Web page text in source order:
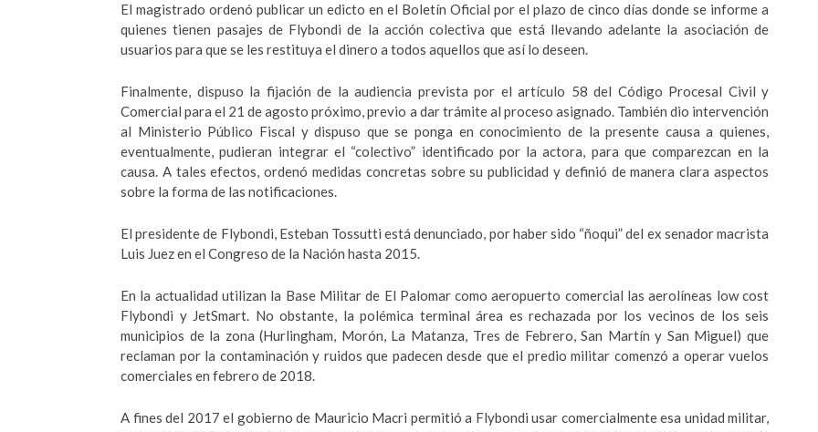
El magistrado ordenó publicar un edicto en el Boletín Oficial por el plazo de cinco días donde se informe a
quienes tienen pasajes de Flybondi de la acción colectiva que está llevando adelante la asociación de
usuarios para que se les restituya el dinero a todos aquellos que así lo deseen.
Finalmente, dispuso la fijación de la audiencia prevista por el artículo 58 del Código Procesal Civil y
Comercial para el 21 de agosto próximo, previo a dar trámite al proceso asignado. También dio intervención
al Ministerio Público Fiscal y dispuso que se ponga en conocimiento de la presente causa a quienes,
eventualmente, pudieran integrar el “colectivo” identificado por la actora, para que comparezcan en la
causa. A tales efectos, ordenó medidas concretas sobre su publicidad y definió de manera clara aspectos
sobre la forma de las notificaciones.
El presidente de Flybondi, Esteban Tossutti está denunciado, por haber sido “ñoqui” del ex senador macrista
Luis Juez en el Congreso de la Nación hasta 2015.
En la actualidad utilizan la Base Militar de El Palomar como aeropuerto comercial las aerolíneas low cost
Flybondi y JetSmart. No obstante, la polémica terminal área es rechazada por los vecinos de los seis
municipios de la zona (Hurlingham, Morón, La Matanza, Tres de Febrero, San Martín y San Miguel) que
reclaman por la contaminación y ruidos que padecen desde que el predio militar comenzó a operar vuelos
comerciales en febrero de 2018.
A fines del 2017 el gobierno de Mauricio Macri permitió a Flybondi usar comercialmente esa unidad militar,